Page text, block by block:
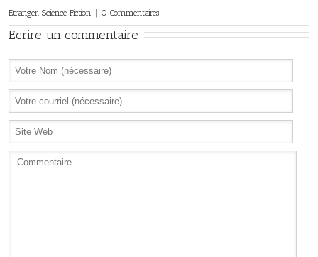
Etranger, Science Fiction 0 Commentaires
Ecrire un commentaire